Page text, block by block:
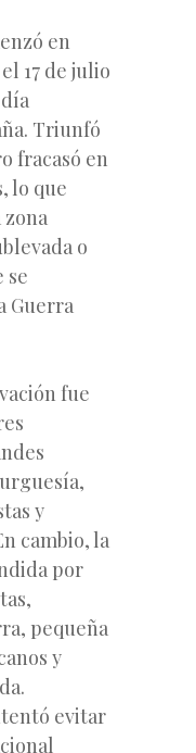
en
17 de julio
Triunfó
fracasó en
lo que
zona
o
se
Guerra
fue
y
cambio, la
por
pequeña
y
evitar